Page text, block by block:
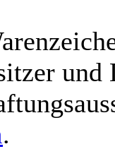
und
.